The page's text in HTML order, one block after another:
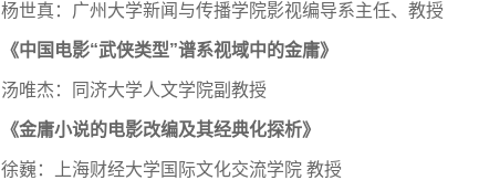
杨世真：广州大学新闻与传播学院影视编导系主任、教授
《中国电影“武侠类型”谱系视域中的金庸》
汤唯杰：同济大学人文学院副教授
《金庸小说的电影改编及其经典化探析》
徐巍：上海财经大学国际文化交流学院 教授